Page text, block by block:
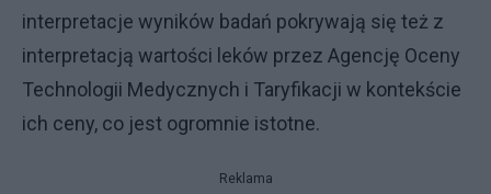
interpretacje wyników badań pokrywają się też z
interpretacją wartości leków przez Agencję Oceny
Technologii Medycznych i Taryfikacji w kontekście
ich ceny, co jest ogromnie istotne.
Reklama